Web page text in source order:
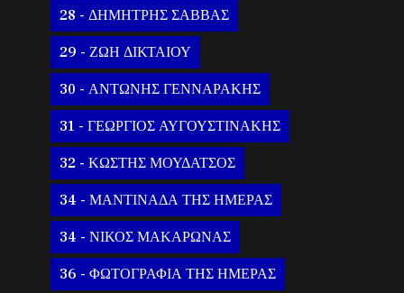
28 - ΔΗΜΗΤΡΗΣ ΣΑΒΒΑΣ
29 - ΖΩΗ ΔΙΚΤΑΙΟΥ
30 - ΑΝΤΩΝΗΣ ΓΕΝΝΑΡΑΚΗΣ
31 - ΓΕΩΡΓΙΟΣ ΑΥΓΟΥΣΤΙΝΑΚΗΣ
32 - ΚΩΣΤΗΣ ΜΟΥΔΑΤΣΟΣ
34 - ΜΑΝΤΙΝΑΔΑ ΤΗΣ ΗΜΕΡΑΣ
34 - ΝΙΚΟΣ ΜΑΚΑΡΩΝΑΣ
36 - ΦΩΤΟΓΡΑΦΙΑ ΤΗΣ ΗΜΕΡΑΣ